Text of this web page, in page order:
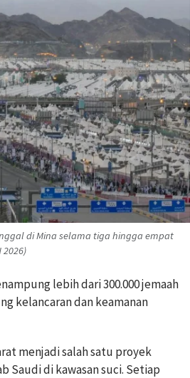
di Mina selama tiga hingga empat
lebih dari 300.000 jemaah
kelancaran dan keamanan
menjadi salah satu proyek
Saudi di kawasan suci. Setiap